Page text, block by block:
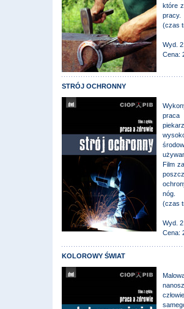
które
pracy.
(czas
Wyd. 2
Cena:
STRÓJ OCHRONNY
praca
Film
nóg.
(czas
Wyd. 2
Cena:
KOLOROWY ŚWIAT